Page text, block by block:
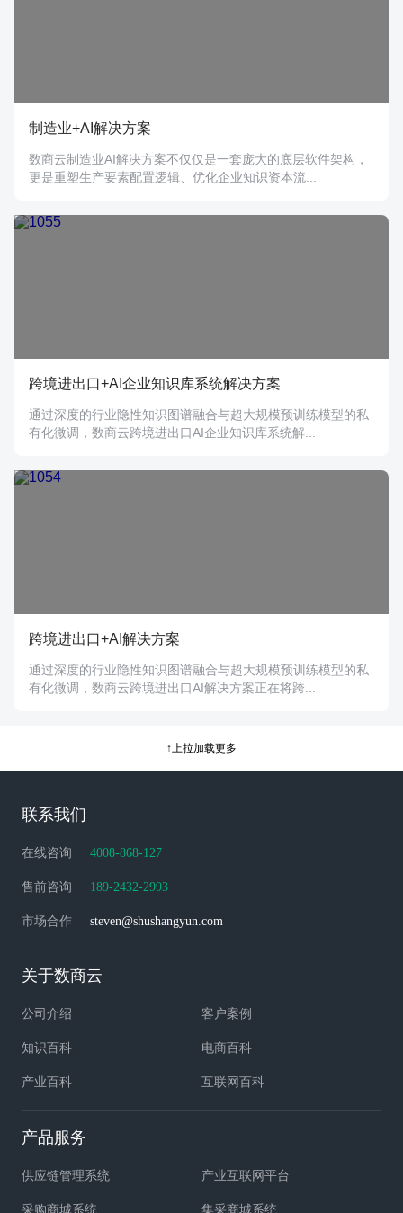
制造业+AI解决方案
数商云制造业AI解决方案不仅仅是一套庞大的底层软件架构，
更是重塑生产要素配置逻辑、优化企业知识资本流...
跨境进出口+AI企业知识库系统解决方案
通过深度的行业隐性知识图谱融合与超大规模预训练模型的私
有化微调，数商云跨境进出口AI企业知识库系统解...
跨境进出口+AI解决方案
通过深度的行业隐性知识图谱融合与超大规模预训练模型的私
有化微调，数商云跨境进出口AI解决方案正在将跨...
↑上拉加载更多
联系我们
在线咨询 4008-868-127
售前咨询 189-2432-2993
市场合作 steven@shushangyun.com
关于数商云
公司介绍 客户案例
知识百科 电商百科
产业百科 互联网百科
产品服务
供应链管理系统 产业互联网平台
采购商城系统 集采商城系统